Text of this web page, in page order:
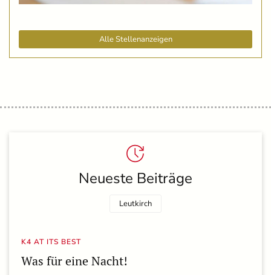
Alle Stellenanzeigen
Neueste Beiträge
Leutkirch
K4 AT ITS BEST
Was für eine Nacht!